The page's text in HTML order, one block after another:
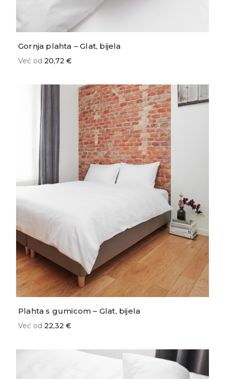
Gornja plahta – Glat, bijela
Već od 20,72 €
Plahta s gumicom – Glat, bijela
Već od 22,32 €